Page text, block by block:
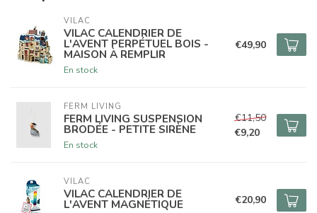
VILAC
VILAC CALENDRIER DE
L'AVENT PERPÉTUEL BOIS -
MAISON À REMPLIR
En stock
€49,90
FERM LIVING
FERM LIVING SUSPENSION
BRODÉE - PETITE SIRÈNE
En stock
€11,50
€9,20
VILAC
VILAC CALENDRIER DE
L'AVENT MAGNÉTIQUE €20,90